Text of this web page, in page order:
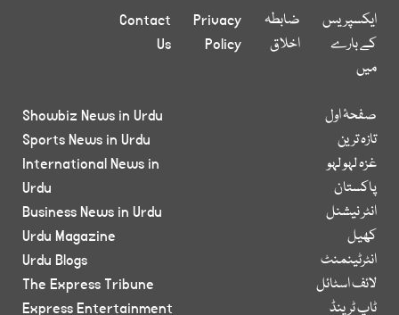
ایکسپریس
کے بارے
میں
ضابطہ
اخلاق
Privacy
Policy
Contact
Us
صفحۂ اول
تازہ ترین
غزہ لہو لہو
پاکستان
انٹر نیشنل
کھیل
انٹرٹینمنٹ
لائف اسٹائل
ٹاپ ٹرینڈ
Showbiz News in Urdu
Sports News in Urdu
International News in
Urdu
Business News in Urdu
Urdu Magazine
Urdu Blogs
The Express Tribune
Express Entertainment